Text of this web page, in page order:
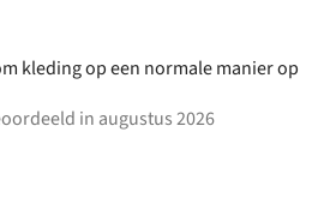
kleding op een normale manier op
in augustus 2026